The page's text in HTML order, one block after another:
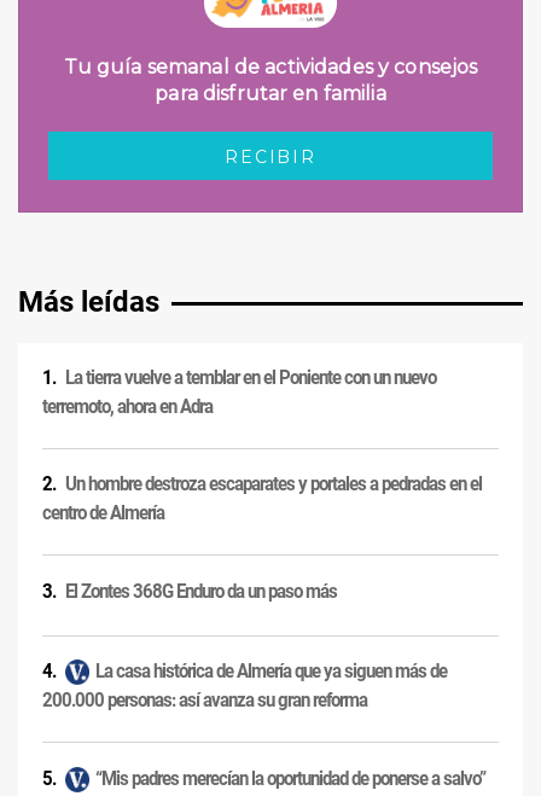
Más leídas
La tierra vuelve a temblar en el Poniente con un nuevo
terremoto, ahora en Adra
Un hombre destroza escaparates y portales a pedradas en el
centro de Almería
El Zontes 368G Enduro da un paso más
La casa histórica de Almería que ya siguen más de
200.000 personas: así avanza su gran reforma
“Mis padres merecían la oportunidad de ponerse a salvo”